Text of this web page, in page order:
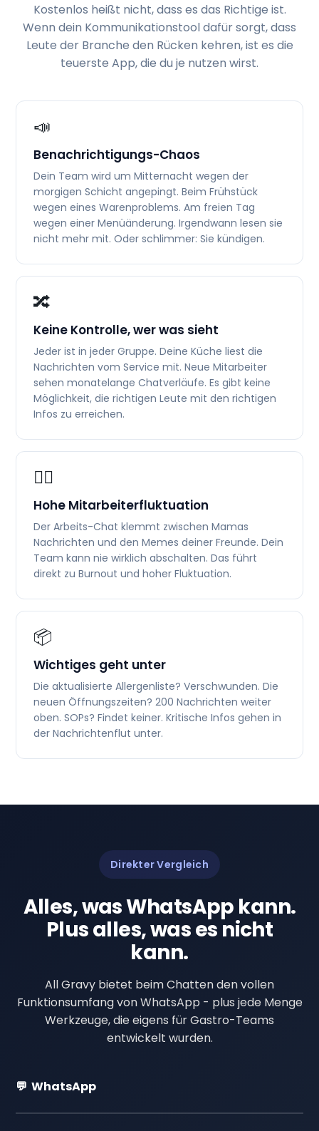
Kostenlos heißt nicht, dass es das Richtige ist.
Wenn dein Kommunikationstool dafür sorgt, dass
Leute der Branche den Rücken kehren, ist es die
teuerste App, die du je nutzen wirst.
📣
Benachrichtigungs-Chaos
Dein Team wird um Mitternacht wegen der
morgigen Schicht angepingt. Beim Frühstück
wegen eines Warenproblems. Am freien Tag
wegen einer Menüänderung. Irgendwann lesen sie
nicht mehr mit. Oder schlimmer: Sie kündigen.
🔀
Keine Kontrolle, wer was sieht
Jeder ist in jeder Gruppe. Deine Küche liest die
Nachrichten vom Service mit. Neue Mitarbeiter
sehen monatelange Chatverläufe. Es gibt keine
Möglichkeit, die richtigen Leute mit den richtigen
Infos zu erreichen.
😵‍💫
Hohe Mitarbeiterfluktuation
Der Arbeits-Chat klemmt zwischen Mamas
Nachrichten und den Memes deiner Freunde. Dein
Team kann nie wirklich abschalten. Das führt
direkt zu Burnout und hoher Fluktuation.
📦
Wichtiges geht unter
Die aktualisierte Allergenliste? Verschwunden. Die
neuen Öffnungszeiten? 200 Nachrichten weiter
oben. SOPs? Findet keiner. Kritische Infos gehen in
der Nachrichtenflut unter.
Direkter Vergleich
Alles, was WhatsApp kann.
Plus alles, was es nicht
kann.
All Gravy bietet beim Chatten den vollen
Funktionsumfang von WhatsApp - plus jede Menge
Werkzeuge, die eigens für Gastro-Teams
entwickelt wurden.
💬 WhatsApp